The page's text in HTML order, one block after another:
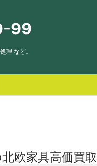
99
理 など。
欧家具高価買取